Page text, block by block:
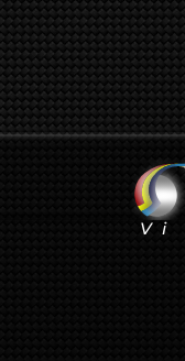
Vi